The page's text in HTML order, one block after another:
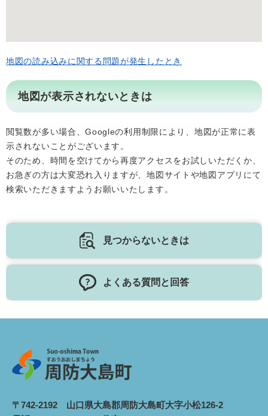
地図の読み込みに関する問題が発生したとき
地図が表示されないときは
閲覧数が多い場合、Googleの利用制限により、地図が正常に表
示されないことがございます。
そのため、時間を空けてから再度アクセスをお試しいただくか、
お急ぎの方は大変恐れ入りますが、地図サイトや地図アプリにて
検索いただきますようお願いいたします。
見つからないときは
よくある質問と回答
〒742-2192 山口県大島郡周防大島町大字小松126-2